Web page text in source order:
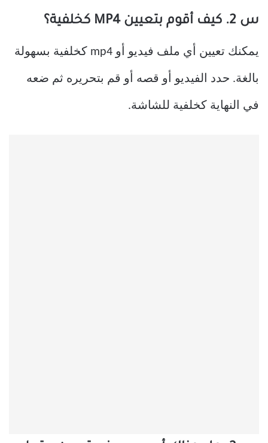
س 2. كيف أقوم بتعيين MP4 كخلفية؟
يمكنك تعيين أي ملف فيديو أو mp4 كخلفية بسهولة
بالغة. حدد الفيديو أو قصه أو قم بتحريره ثم ضعه
في النهاية كخلفية للشاشة.